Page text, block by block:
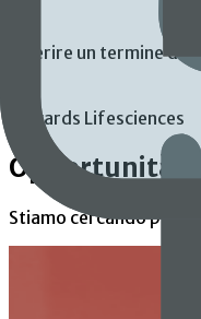
Inserire un termine di
Edwards Lifesciences
Opportunità
Stiamo cercando